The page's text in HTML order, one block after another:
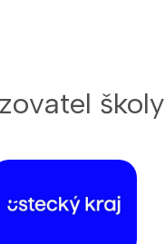
školy